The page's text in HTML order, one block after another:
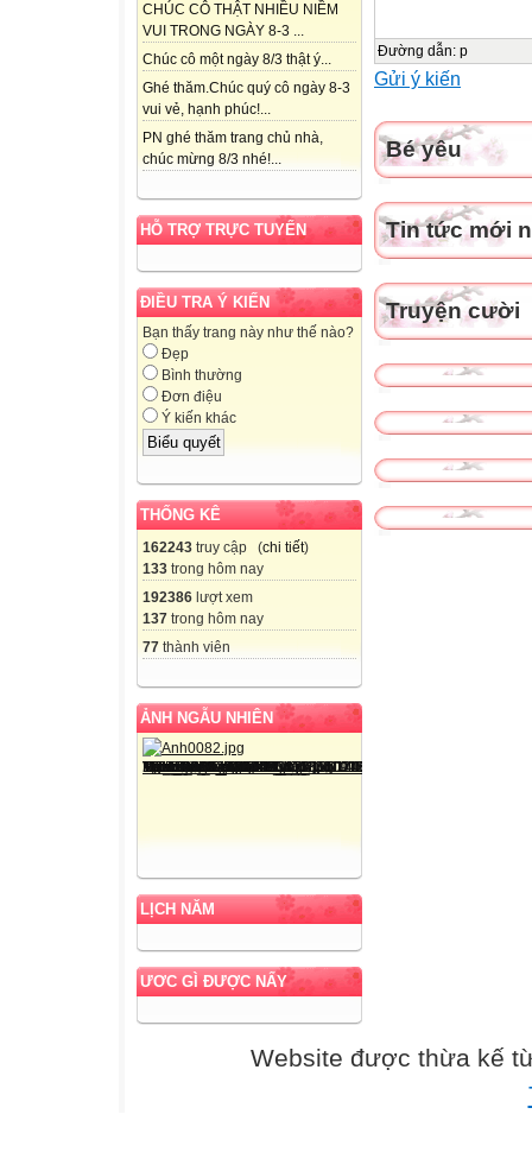
CHÚC CÔ THẬT NHIỀU NIỀM
VUI TRONG NGÀY 8-3 ...
Chúc cô một ngày 8/3 thật ý...
Ghé thăm.Chúc quý cô ngày 8-3
vui vẻ, hạnh phúc!...
PN ghé thăm trang chủ nhà,
chúc mừng 8/3 nhé!...
HỖ TRỢ TRỰC TUYẾN
ĐIỀU TRA Ý KIẾN
Bạn thấy trang này như thế nào?
Đẹp
Bình thường
Đơn điệu
Ý kiến khác
THỐNG KÊ
162243 truy cập (chi tiết)
133 trong hôm nay
192386 lượt xem
137 trong hôm nay
77 thành viên
ẢNH NGẪU NHIÊN
LỊCH NĂM
ƯƠC GÌ ĐƯỢC NẤY
IV- Đồ dùng dạy
- Vở bài tập
V- Tiến trình
Hoạt động
Hoạt động

3’
Đường dẫn: p
Gửi ý kiến
Bé yêu
Tin tức mới
Truyện cười
Website được thừa kế